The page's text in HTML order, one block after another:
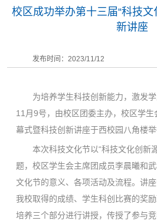
校区成功举办第十三届“科技文
新讲座
发布时间：2023/11/12
为培养学生科技创新能力，激发
11月9号，由校区团委主办，校区学生
幕式暨科技创新讲座于西校园八角楼举
本次科技文化节以“科技文化创新
题，校区学生会主席团成员李晨曦和
文化节的意义、各项活动及流程。讲
我校取得的成绩、学生科创比赛的奖
培养三个部分进行讲授，传授了参与